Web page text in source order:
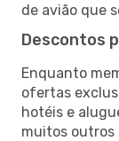
de avião que
Descontos
Enquanto
ofertas
hotéis e
muitos outros